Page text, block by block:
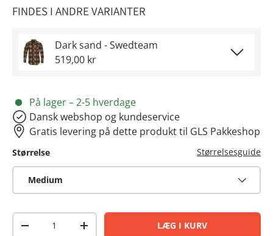
FINDES I ANDRE VARIANTER
Dark sand - Swedteam
519,00 kr
På lager – 2-5 hverdage
Dansk webshop og kundeservice
Gratis levering på dette produkt til GLS Pakkeshop
Størrelse Størrelsesguide
Medium
Antal
-
+ LÆG I KURV